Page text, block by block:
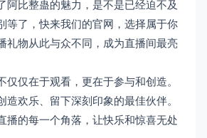
阿比整蛊的魅力，是不是已经迫不及
等了，快来我们的官网，选择属于你
礼物从此与众不同，成为直播间最亮
仅仅在于观看，更在于参与和创造。
造欢乐、留下深刻印象的最佳伙伴。
播的每一个角落，让快乐和惊喜无处